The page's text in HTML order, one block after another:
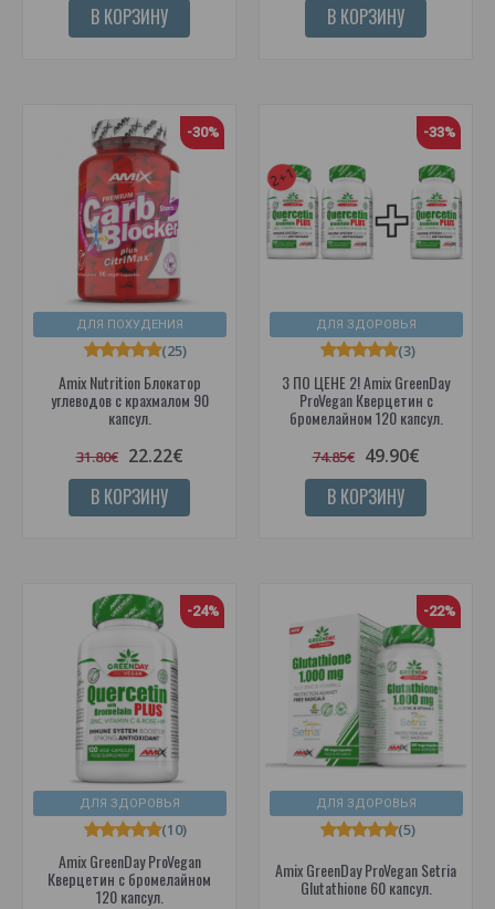
В КОРЗИНУ В КОРЗИНУ
ДЛЯ ПОХУДЕНИЯ
-30%
Amix Nutrition Блокатор
углеводов с крахмалом 90
капсул.
(25)
31.80€ 22.22€
В КОРЗИНУ
ДЛЯ ЗДОРОВЬЯ
-33%
3 ПО ЦЕНЕ 2! Amix GreenDay
ProVegan Кверцетин с
бромелайном 120 капсул.
(3)
74.85€ 49.90€
В КОРЗИНУ
ДЛЯ ЗДОРОВЬЯ
-24%
Amix GreenDay ProVegan
Кверцетин с бромелайном
120 капсул.
(10)
ДЛЯ ЗДОРОВЬЯ
-22%
Amix GreenDay ProVegan Setria
Glutathione 60 капсул.
(5)